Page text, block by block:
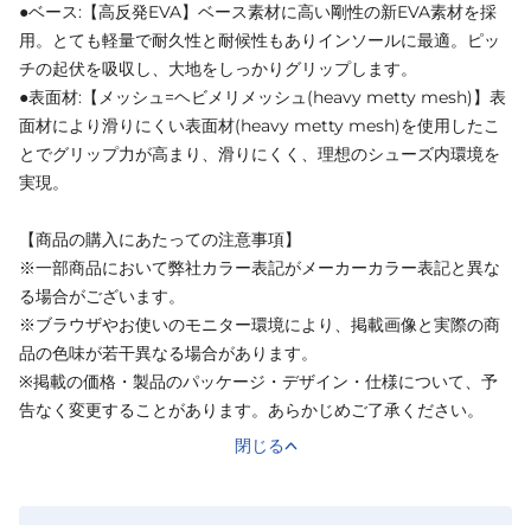
●ベース:【高反発EVA】ベース素材に高い剛性の新EVA素材を採
用。とても軽量で耐久性と耐候性もありインソールに最適。ピッ
チの起伏を吸収し、大地をしっかりグリップします。
●表面材:【メッシュ=ヘビメリメッシュ(heavy metty mesh)】表
面材により滑りにくい表面材(heavy metty mesh)を使用したこ
とでグリップ力が高まり、滑りにくく、理想のシューズ内環境を
実現。
【商品の購入にあたっての注意事項】
※一部商品において弊社カラー表記がメーカーカラー表記と異な
る場合がございます。
※ブラウザやお使いのモニター環境により、掲載画像と実際の商
品の色味が若干異なる場合があります。
※掲載の価格・製品のパッケージ・デザイン・仕様について、予
告なく変更することがあります。あらかじめご了承ください。
閉じる